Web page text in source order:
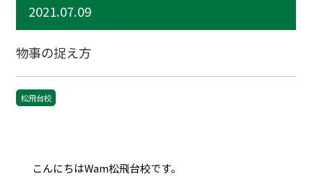
2021.07.09
物事の捉え方
松飛台校
こんにちはWam松飛台校です。